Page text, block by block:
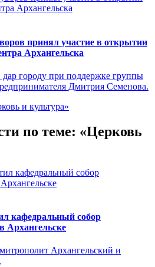
принял участие в открытии
Архангельска
городу при поддержке группы
Дмитрия Семенова.
и культура»
по теме: «Церковь
кафедральный собор
Архангельске
Архангельский и